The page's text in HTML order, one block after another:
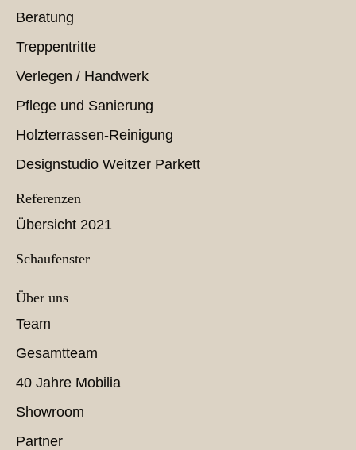
Beratung
Treppentritte
Verlegen / Handwerk
Pflege und Sanierung
Holzterrassen-Reinigung
Designstudio Weitzer Parkett
Referenzen
Übersicht 2021
Schaufenster
Über uns
Team
Gesamtteam
40 Jahre Mobilia
Showroom
Partner